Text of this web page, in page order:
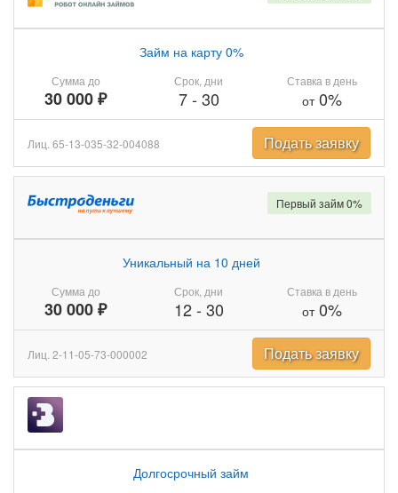
Сумма до
30 000 ₽
Займ на карту 0%
Срок, дни
7- 30
Ставка в день
от0%
Лиц. 65-13-035-32-004088 Подать заявку
Сумма до
30 000 ₽
Уникальный на 10 дней
Срок, дни
12- 30
Ставка в день
от0%
Первый займ 0%
Лиц. 2-11-05-73-000002 Подать заявку
Долгосрочный займ